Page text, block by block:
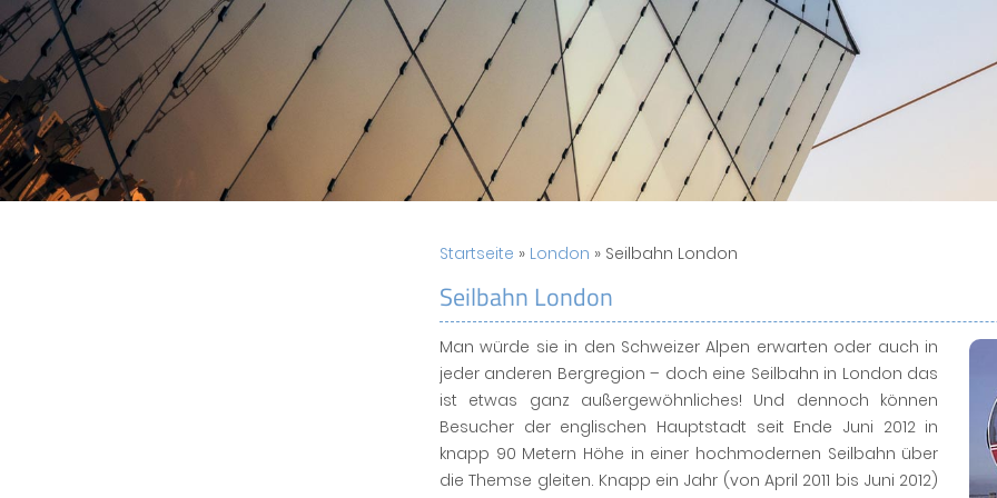
Startseite » London » Seilbahn London
Seilbahn London
Man würde sie in den Schweizer Alpen erwarten oder auch in
jeder anderen Bergregion – doch eine Seilbahn in London das
ist etwas ganz außergewöhnliches! Und dennoch können
Besucher der englischen Hauptstadt seit Ende Juni 2012 in
knapp 90 Metern Höhe in einer hochmodernen Seilbahn über
die Themse gleiten. Knapp ein Jahr (von April 2011 bis Juni 2012)